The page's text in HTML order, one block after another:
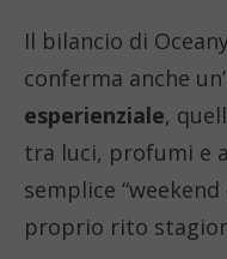
Il bilancio di
conferma anche
esperienziale,
tra luci, profumi e
semplice
proprio rito